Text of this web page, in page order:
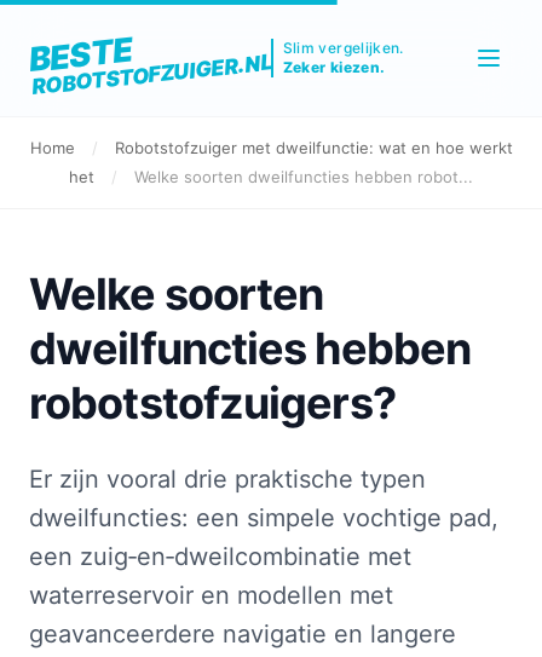
BESTE
ROBOTSTOFZUIGER.NL
Slim vergelijken.
Zeker kiezen.
Home /
Robotstofzuiger met dweilfunctie: wat en hoe werkt
het
/ Welke soorten dweilfuncties hebben robot...
Welke soorten
dweilfuncties hebben
robotstofzuigers?
Er zijn vooral drie praktische typen
dweilfuncties: een simpele vochtige pad,
een zuig‑en‑dweilcombinatie met
waterreservoir en modellen met
geavanceerdere navigatie en langere